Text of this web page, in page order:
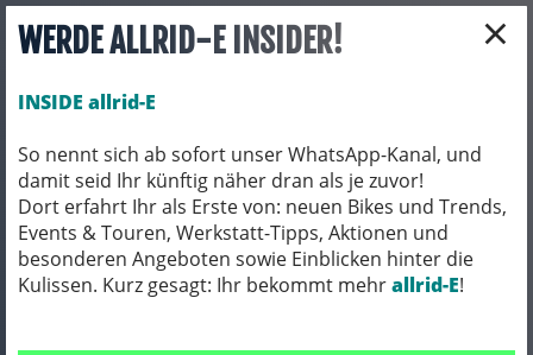
×
WERDE ALLRID-E INSIDER!
INSIDE allrid-E
So nennt sich ab sofort unser WhatsApp-Kanal, und
damit seid Ihr künftig näher dran als je zuvor!
Dort erfahrt Ihr als Erste von: neuen Bikes und Trends,
Events & Touren, Werkstatt-Tipps, Aktionen und
besonderen Angeboten sowie Einblicken hinter die
Kulissen. Kurz gesagt: Ihr bekommt mehrallrid-E!
Toggle navigation
FAHRRADZUBEHÖR PACKTASCHEN / ORTLIEB